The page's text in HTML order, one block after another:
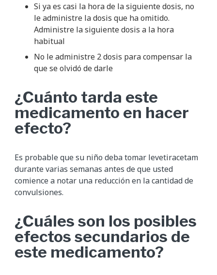
Si ya es casi la hora de la siguiente dosis, no
le administre la dosis que ha omitido.
Administre la siguiente dosis a la hora
habitual
No le administre 2 dosis para compensar la
que se olvidó de darle
¿Cuánto tarda este
medicamento en hacer
efecto?
Es probable que su niño deba tomar levetiracetam
durante varias semanas antes de que usted
comience a notar una reducción en la cantidad de
convulsiones.
¿Cuáles son los posibles
efectos secundarios de
este medicamento?